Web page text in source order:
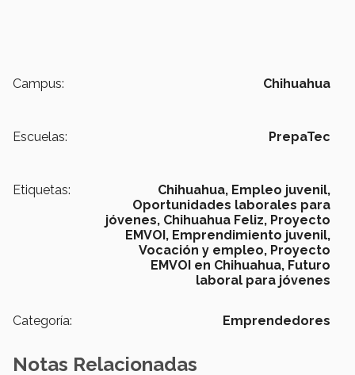
Campus: Chihuahua
Escuelas: PrepaTec
Etiquetas: Chihuahua, Empleo juvenil,
Oportunidades laborales para
jóvenes, Chihuahua Feliz, Proyecto
EMVOI, Emprendimiento juvenil,
Vocación y empleo, Proyecto
EMVOI en Chihuahua, Futuro
laboral para jóvenes
Categoría: Emprendedores
Notas Relacionadas